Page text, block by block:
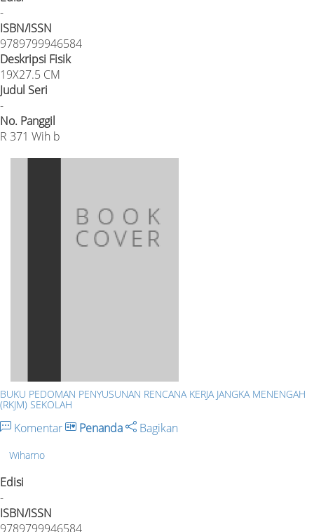
-
ISBN/ISSN
9789799946584
Deskripsi Fisik
19X27.5 CM
Judul Seri
-
No. Panggil
R 371 Wih b
BUKU PEDOMAN PENYUSUNAN RENCANA KERJA JANGKA MENENGAH
(RKJM) SEKOLAH
Komentar Penanda Bagikan
Wiharno
Edisi
-
ISBN/ISSN
9789799946584